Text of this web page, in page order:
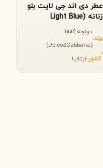
عطر دی اند جی لایت بلو
زنانه (Light Blue
Dolce&Gabbana)
برند:
دولچه گابانا
(Dolce&Gabbana)
کشور:ایتالیا